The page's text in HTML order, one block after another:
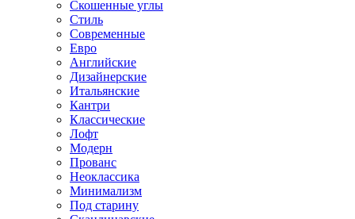
Скошенные углы
Стиль
Современные
Евро
Английские
Дизайнерские
Итальянские
Кантри
Классические
Лофт
Модерн
Прованс
Неоклассика
Минимализм
Под старину